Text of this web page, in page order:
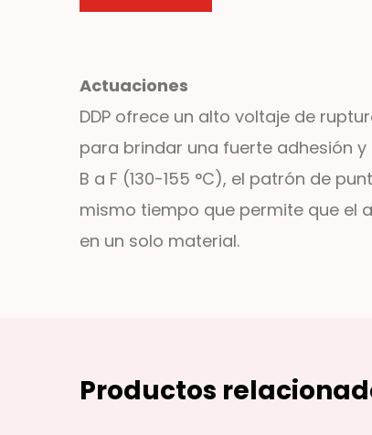
Actuaciones
DDP ofrece un alto voltaje de
para brindar una fuerte adhesión
B a F (130-155 °C), el patrón de
mismo tiempo que permite que el
en un solo material.
Productos